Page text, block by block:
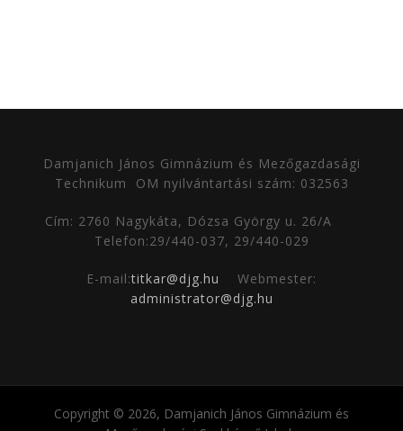
Damjanich János Gimnázium és Mezőgazdasági
Technikum
OM nyilvántartási szám: 032563
Cím: 2760 Nagykáta, Dózsa György u. 26/A
Telefon:29/440-037, 29/440-029
E-mail:titkar@djg.hu
Webmester:
administrator@djg.hu
Copyright © 2026, Damjanich János Gimnázium és